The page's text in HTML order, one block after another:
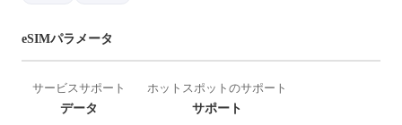
eSIMパラメータ
サービスサポート
データ
ホットスポットのサポート
サポート